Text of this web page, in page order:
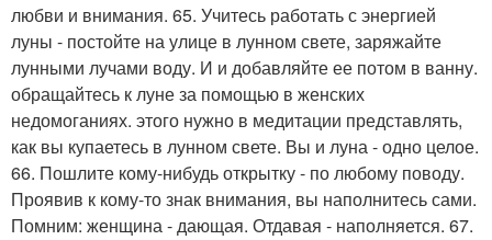
любви и внимания. 65. Учитесь работать с энергией
луны - постойте на улице в лунном свете, заряжайте
лунными лучами воду. И и добавляйте ее потом в ванну.
обращайтесь к луне за помощью в женских
недомоганиях. этого нужно в медитации представлять,
как вы купаетесь в лунном свете. Вы и луна - одно целое.
66. Пошлите кому-нибудь открытку - по любому поводу.
Проявив к кому-то знак внимания, вы наполнитесь сами.
Помним: женщина - дающая. Отдавая - наполняется. 67.